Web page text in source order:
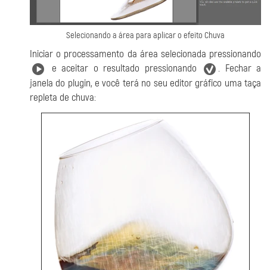
Selecionando a área para aplicar o efeito Chuva
Iniciar o processamento da área selecionada pressionando
e aceitar o resultado pressionando
. Fechar a
janela do plugin, e você terá no seu editor gráfico uma taça
repleta de chuva: